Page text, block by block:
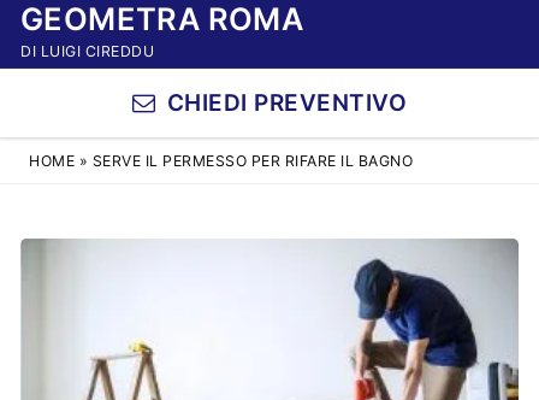
VaiGEOMETRA ROMA
DI LUIGI CIREDDU
CHIEDI PREVENTIVO
HOME » SERVE IL PERMESSO PER RIFARE IL BAGNO